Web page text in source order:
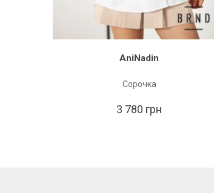
AniNadin
Сорочка
3 780 грн